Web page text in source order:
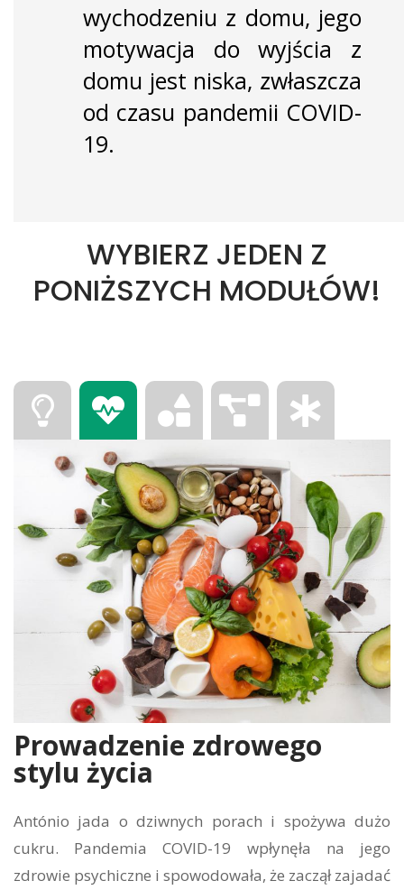
wychodzeniu z domu, jego
motywacja do wyjścia z
domu jest niska, zwłaszcza
od czasu pandemii COVID-
19.
WYBIERZ JEDEN Z
PONIŻSZYCH MODUŁÓW!
Prowadzenie zdrowego
stylu życia
António jada o dziwnych porach i spożywa dużo
cukru. Pandemia COVID-19 wpłynęła na jego
zdrowie psychiczne i spowodowała, że zaczął zajadać